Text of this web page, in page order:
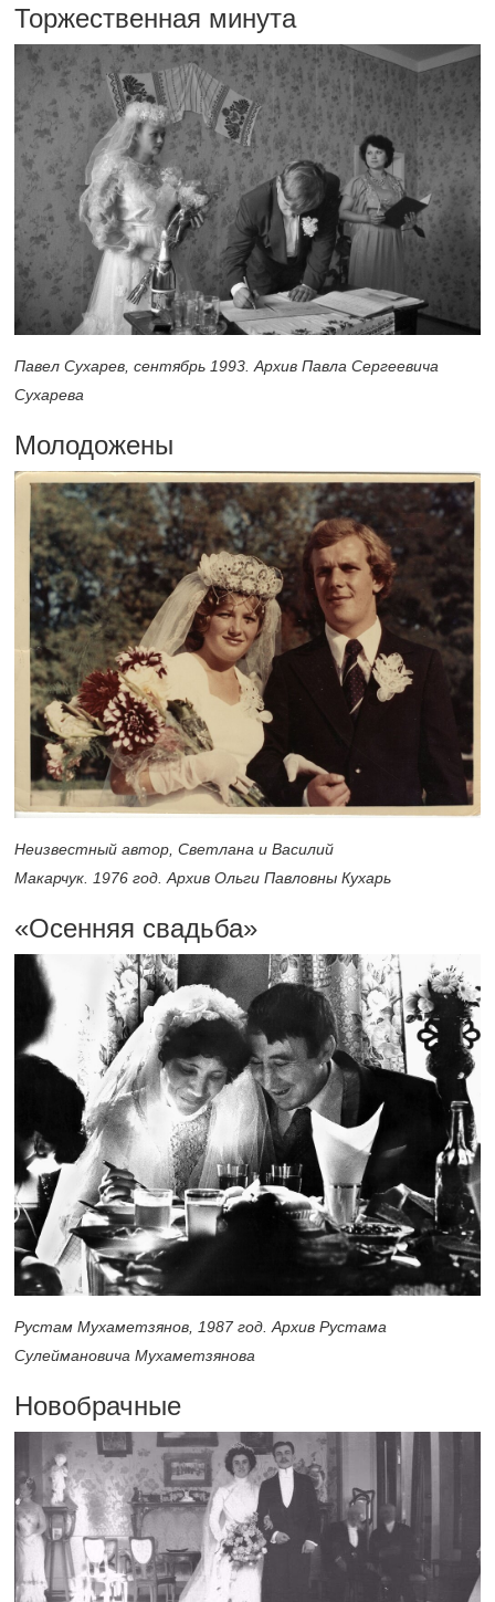
Торжественная минута
Павел Сухарев, сентябрь 1993. Архив Павла Сергеевича
Сухарева
Молодожены
Неизвестный автор, Светлана и Василий
Макарчук. 1976 год. Архив Ольги Павловны Кухарь
«Осенняя свадьба»
Рустам Мухаметзянов, 1987 год. Архив Рустама
Сулеймановича Мухаметзянова
Новобрачные